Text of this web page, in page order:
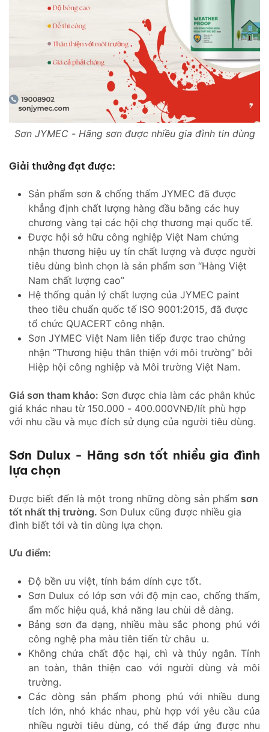
Sơn JYMEC - Hãng sơn được nhiều gia đình tin dùng
Giải thưởng đạt được:
Sản phẩm sơn & chống thấm JYMEC đã được
khẳng định chất lượng hàng đầu bằng các huy
chương vàng tại các hội chợ thương mại quốc tế.
Được hội sở hữu công nghiệp Việt Nam chứng
nhận thương hiệu uy tín chất lượng và được người
tiêu dùng bình chọn là sản phẩm sơn “Hàng Việt
Nam chất lượng cao”
Hệ thống quản lý chất lượng của JYMEC paint
theo tiêu chuẩn quốc tế ISO 9001:2015, đã được
tổ chức QUACERT công nhận.
Sơn JYMEC Việt Nam liên tiếp được trao chứng
nhận “Thương hiệu thân thiện với môi trường” bởi
Hiệp hội công nghiệp và Môi trường Việt Nam.
Giá sơn tham khảo: Sơn được chia làm các phân khúc
giá khác nhau từ 150.000 - 400.000VNĐ/lít phù hợp
với nhu cầu và mục đích sử dụng của người tiêu dùng.
Sơn Dulux - Hãng sơn tốt nhiều gia đình
lựa chọn
Được biết đến là một trong những dòng sản phẩm sơn
tốt nhất thị trường. Sơn Dulux cũng được nhiều gia
đình biết tới và tin dùng lựa chọn.
Ưu điểm:
Độ bền ưu việt, tính bám dính cực tốt.
Sơn Dulux có lớp sơn với độ mịn cao, chống thấm,
ẩm mốc hiệu quả, khả năng lau chùi dễ dàng.
Bảng sơn đa dạng, nhiều màu sắc phong phú với
công nghệ pha màu tiên tiến từ châu u.
Không chứa chất độc hại, chì và thủy ngân. Tính
an toàn, thân thiện cao với người dùng và môi
trường.
Các dòng sản phẩm phong phú với nhiều dung
tích lớn, nhỏ khác nhau, phù hợp với yêu cầu của
nhiều người tiêu dùng, có thể đáp ứng được nhu